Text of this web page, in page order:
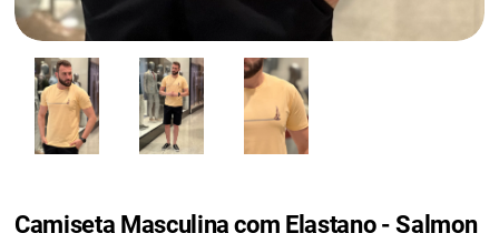
Camiseta Masculina com Elastano - Salmon